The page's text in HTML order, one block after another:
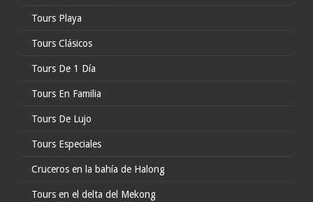
Tours Playa
Tours Clásicos
Tours De 1 Día
Tours En Familia
Tours De Lujo
Tours Especiales
Cruceros en la bahía de Halong
Tours en el delta del Mekong